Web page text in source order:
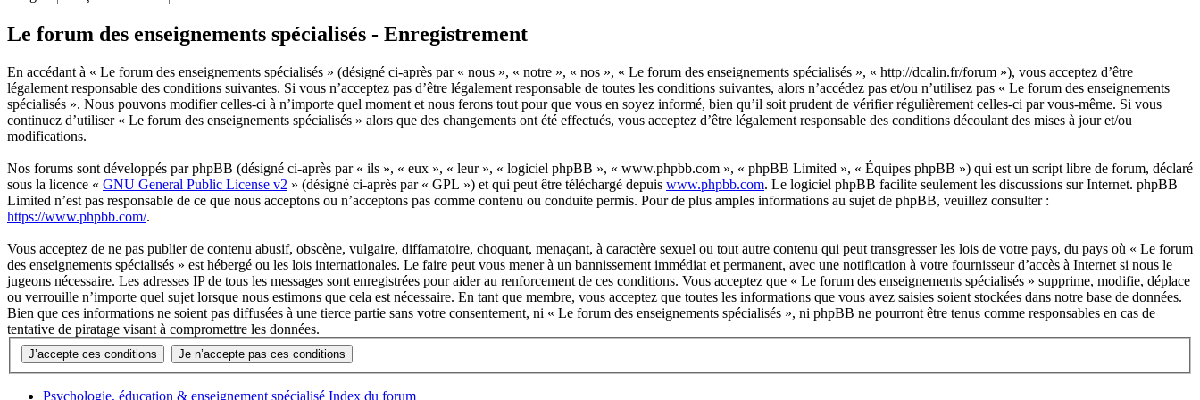
Le forum des enseignements spécialisés - Enregistrement
En accédant à « Le forum des enseignements spécialisés » (désigné ci-après par « nous », « notre », « nos », « Le forum des enseignements spécialisés », « http://dcalin.fr/forum »), vous acceptez d’être
légalement responsable des conditions suivantes. Si vous n’acceptez pas d’être légalement responsable de toutes les conditions suivantes, alors n’accédez pas et/ou n’utilisez pas « Le forum des enseignements
spécialisés ». Nous pouvons modifier celles-ci à n’importe quel moment et nous ferons tout pour que vous en soyez informé, bien qu’il soit prudent de vérifier régulièrement celles-ci par vous-même. Si vous
continuez d’utiliser « Le forum des enseignements spécialisés » alors que des changements ont été effectués, vous acceptez d’être légalement responsable des conditions découlant des mises à jour et/ou
modifications.
Nos forums sont développés par phpBB (désigné ci-après par « ils », « eux », « leur », « logiciel phpBB », « www.phpbb.com », « phpBB Limited », « Équipes phpBB ») qui est un script libre de forum, déclaré
sous la licence « GNU General Public License v2 » (désigné ci-après par « GPL ») et qui peut être téléchargé depuis www.phpbb.com. Le logiciel phpBB facilite seulement les discussions sur Internet. phpBB
Limited n’est pas responsable de ce que nous acceptons ou n’acceptons pas comme contenu ou conduite permis. Pour de plus amples informations au sujet de phpBB, veuillez consulter :
https://www.phpbb.com/.
Vous acceptez de ne pas publier de contenu abusif, obscène, vulgaire, diffamatoire, choquant, menaçant, à caractère sexuel ou tout autre contenu qui peut transgresser les lois de votre pays, du pays où « Le forum
des enseignements spécialisés » est hébergé ou les lois internationales. Le faire peut vous mener à un bannissement immédiat et permanent, avec une notification à votre fournisseur d’accès à Internet si nous le
jugeons nécessaire. Les adresses IP de tous les messages sont enregistrées pour aider au renforcement de ces conditions. Vous acceptez que « Le forum des enseignements spécialisés » supprime, modifie, déplace
ou verrouille n’importe quel sujet lorsque nous estimons que cela est nécessaire. En tant que membre, vous acceptez que toutes les informations que vous avez saisies soient stockées dans notre base de données.
Bien que ces informations ne soient pas diffusées à une tierce partie sans votre consentement, ni « Le forum des enseignements spécialisés », ni phpBB ne pourront être tenus comme responsables en cas de
tentative de piratage visant à compromettre les données.
Psychologie, éducation & enseignement spécialisé Index du forum